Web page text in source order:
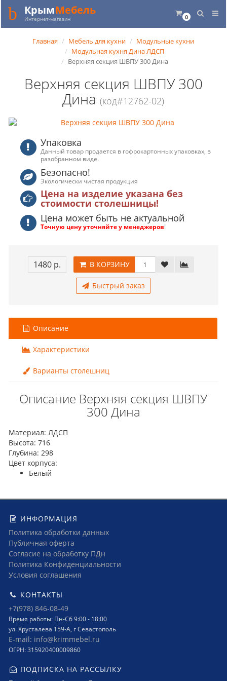
0
КрымМебель
Интернет-магазин
Главная Мебель для кухни
Модульные кухни
Модульная кухня Дина ЛДСП
Верхняя секция ШВПУ 300 Дина
Верхняя секция ШВПУ 300
Дина(код#12762-02)
Упаковка
Данный товар продается в гофрокартонных упаковках, в
разобранном виде.
Безопасно!
Экологически чистая продукция
Цена на изделие указана без
стоимости столешницы!
Цена может быть не актуальной
Точную цену уточняйте у менеджеров!
1480 р. В КОРЗИНУ
Быстрый заказ
Описание
Характеристики
Варианты столешниц
Описание Верхняя секция ШВПУ
300 Дина
Материал: ЛДСП
Высота: 716
Глубина: 298
Цвет корпуса:
Белый
ИНФОРМАЦИЯ
Политика обработки данных
Публичная оферта
Согласие на обработку ПДн
Политика Конфиденциальности
Условия соглашения
КОНТАКТЫ
+7(978) 846-08-49
Время работы: Пн-Сб 9:00 - 18:00
ул. Хрусталева 159-А, г Севастополь
E-mail: info@krimmebel.ru
ОГРН: 315920400009860
ПОДПИСКА НА РАССЫЛКУ